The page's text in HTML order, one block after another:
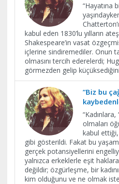
“Hayatına
kabul eden 1830’lu yılların
Shakespeare’in vasat
içlerine sindiremediler. Onun
olmasını tercih ederelerdi;
görmezden gelip
“Biz bu
“Kadınlara,
olmaları
kabul ettiği,
gibi gösterildi. Fakat bu yaşam
gerçek potansiyellerini
yalnızca erkeklerle eşit
değildir; özgürleşme, bir
kim olduğunu ve ne olmak